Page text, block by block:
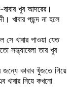
খুব আদরের।
খাবার পছন্দ না হলে
সে খাবার পাওয়া যেত
সন্ধ্যাবেলা তার খুব
জন্যে কাবাব খুঁজতে গিয়ে
খাবার নিয়ে কখনো